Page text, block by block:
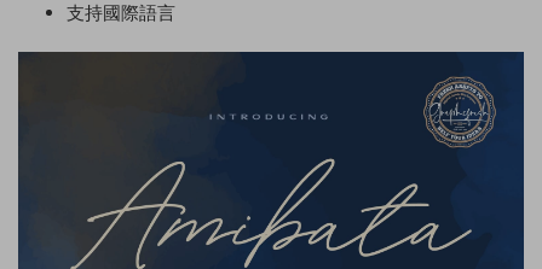
支持國際語言